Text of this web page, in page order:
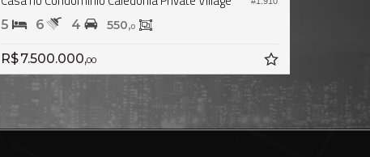
4 5 2 308,0
R$ 4.000.000,00